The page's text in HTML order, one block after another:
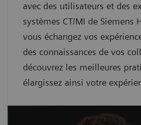
avec des utilisateurs et des
systèmes CT/MI de Siemens
vous échangez vos
des connaissances de vos
découvrez les meilleures
élargissez ainsi votre